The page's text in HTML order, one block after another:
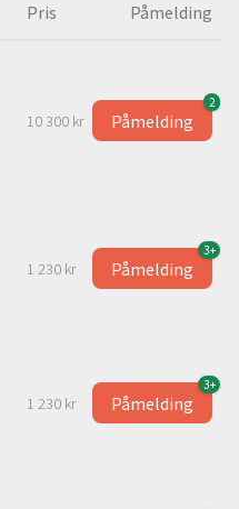
Pris Påmelding
10 300 kr Påmelding
2
1 230 kr Påmelding
3+
1 230 kr Påmelding
3+